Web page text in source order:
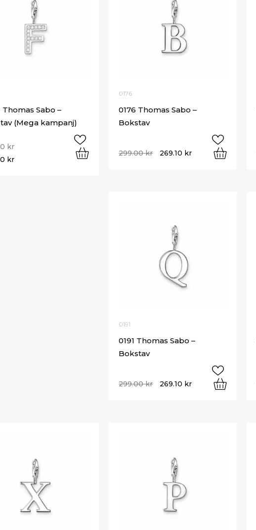
Sabo –
(Mega kampanj)
kr
kr
0176
0176 Thomas Sabo –
Bokstav
299.00kr 269.10 kr
0191
0191 Thomas Sabo –
Bokstav
299.00kr 269.10 kr